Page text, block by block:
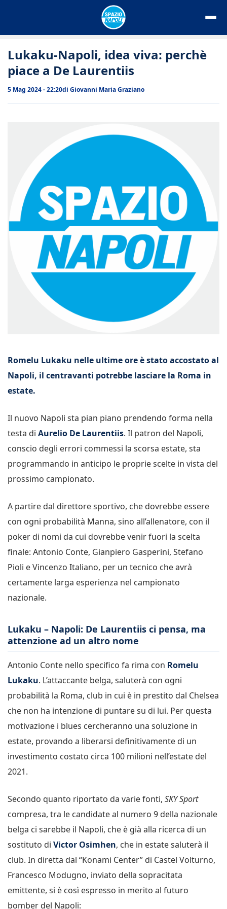
Lukaku-Napoli, idea viva: perchè
piace a De Laurentiis
5 Mag 2024 - 22:20di Giovanni Maria Graziano
Romelu Lukaku nelle ultime ore è stato accostato al
Napoli, il centravanti potrebbe lasciare la Roma in
estate.
Il nuovo Napoli sta pian piano prendendo forma nella
testa di Aurelio De Laurentiis. Il patron del Napoli,
conscio degli errori commessi la scorsa estate, sta
programmando in anticipo le proprie scelte in vista del
prossimo campionato.
A partire dal direttore sportivo, che dovrebbe essere
con ogni probabilità Manna, sino all’allenatore, con il
poker di nomi da cui dovrebbe venir fuori la scelta
finale: Antonio Conte, Gianpiero Gasperini, Stefano
Pioli e Vincenzo Italiano, per un tecnico che avrà
certamente larga esperienza nel campionato
nazionale.
Lukaku – Napoli: De Laurentiis ci pensa, ma
attenzione ad un altro nome
Antonio Conte nello specifico fa rima con Romelu
Lukaku. L’attaccante belga, saluterà con ogni
probabilità la Roma, club in cui è in prestito dal Chelsea
che non ha intenzione di puntare su di lui. Per questa
motivazione i blues cercheranno una soluzione in
estate, provando a liberarsi definitivamente di un
investimento costato circa 100 milioni nell’estate del
2021.
Secondo quanto riportato da varie fonti, SKY Sport
compresa, tra le candidate al numero 9 della nazionale
belga ci sarebbe il Napoli, che è già alla ricerca di un
sostituto di Victor Osimhen, che in estate saluterà il
club. In diretta dal “Konami Center” di Castel Volturno,
Francesco Modugno, inviato della sopracitata
emittente, si è così espresso in merito al futuro
bomber del Napoli: